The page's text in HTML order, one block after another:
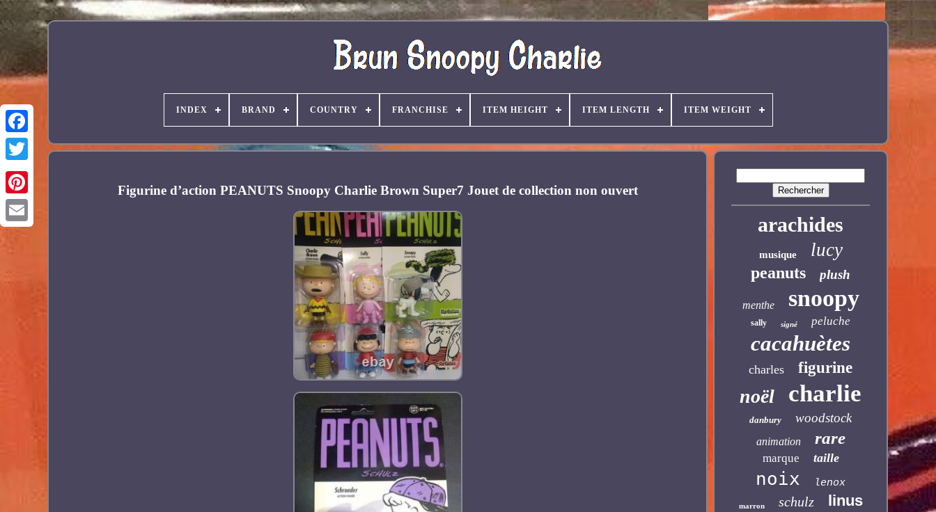
Facebook
Pinterest
INDEX BRAND COUNTRY FRANCHISE ITEM HEIGHT ITEM LENGTH ITEM WEIGHT
Figurine d’action PEANUTS Snoopy Charlie Brown Super7 Jouet de collection non ouvert
arachides
musique lucy
peanuts plush
menthe snoopy
sally signé peluche
cacahuètes
charles figurine
noël charlie
danbury woodstock
animation rare
marque taille
noix lenox
marron schulz linus